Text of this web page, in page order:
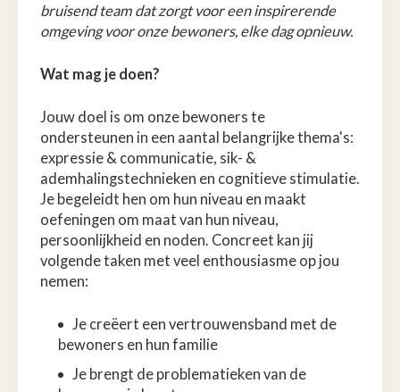
bruisend team dat zorgt voor een inspirerende
omgeving voor onze bewoners, elke dag opnieuw.
Wat mag je doen?
Jouw doel is om onze bewoners te
ondersteunen in een aantal belangrijke thema's:
expressie & communicatie, sik- &
ademhalingstechnieken en cognitieve stimulatie.
Je begeleidt hen om hun niveau en maakt
oefeningen om maat van hun niveau,
persoonlijkheid en noden. Concreet kan jij
volgende taken met veel enthousiasme op jou
nemen:
Je creëert een vertrouwensband met de
bewoners en hun familie
Je brengt de problematieken van de